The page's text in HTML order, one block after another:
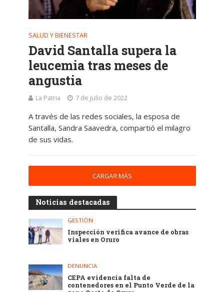
SALUD Y BIENESTAR
David Santalla supera la
leucemia tras meses de
angustia
La Patria 7 de julio de 2022
A través de las redes sociales, la esposa de
Santalla, Sandra Saavedra, compartió el milagro
de sus vidas.
CARGAR MÁS
Noticias destacadas
GESTIÓN
Inspección verifica avance de obras
viales en Oruro
DENUNCIA
CEPA evidencia falta de
contenedores en el Punto Verde de la